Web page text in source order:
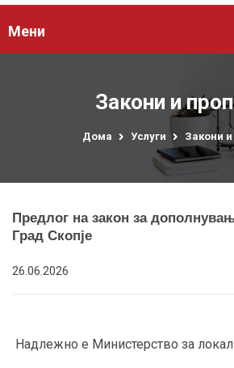
Мени
Закони и
Дома Услуги Закони
Предлог на закон за
Град Скопје
26.06.2026
Надлежно е Министерство за